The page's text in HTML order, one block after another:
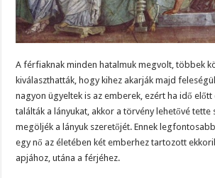
A férfiaknak minden hatalmuk megvolt, többek
kiválaszthatták, hogy kihez akarják majd
nagyon ügyeltek is az emberek, ezért ha idő
találták a lányukat, akkor a törvény lehetővé tette
megöljék a lányuk szeretőjét. Ennek
egy nő az életében két emberhez tartozott
apjához, utána a férjéhez.